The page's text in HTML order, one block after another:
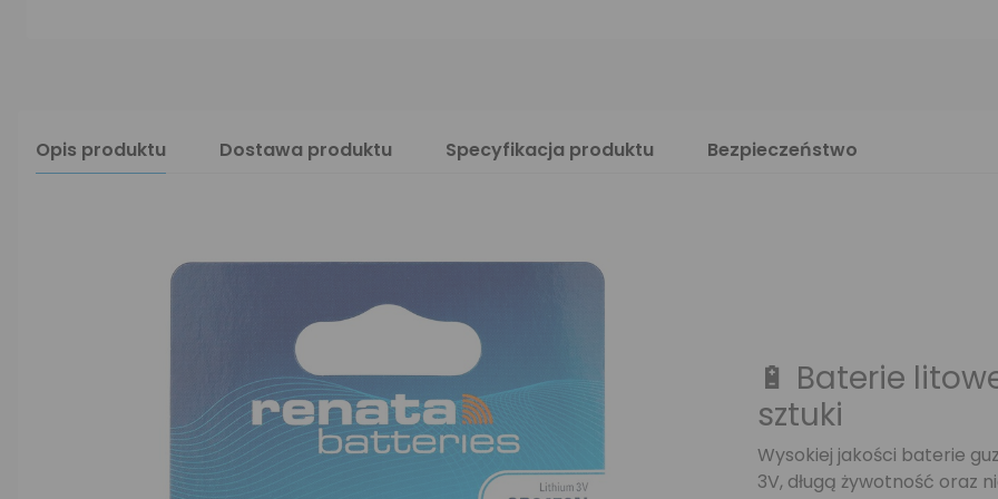
Opis produktu Dostawa produktu Specyfikacja produktu Bezpieczeństwo
🔋 Baterie
sztuki
Wysokiej jakości baterie
3V, długą żywotność oraz